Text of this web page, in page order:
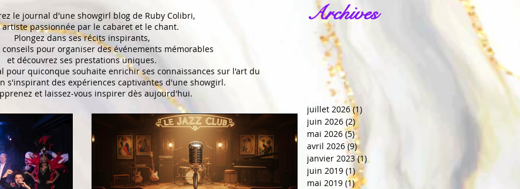
le journal d'une showgirl blog de Ruby Colibri,
artiste passionnée par le cabaret et le chant.
Plongez dans ses récits inspirants,
pour organiser des événements mémorables
et découvrez ses prestations uniques.
pour quiconque souhaite enrichir ses connaissances sur l'art du
s'inspirant des expériences captivantes d'une showgirl.
et laissez-vous inspirer dès aujourd'hui.
Archives
juillet 2026 (1)
juin 2026 (2)
mai 2026 (5)5 posts
avril 2026 (9)9 posts
janvier 2023 (1)1 post
juin 2019 (1)1 post
mai 2019 (1)1 post